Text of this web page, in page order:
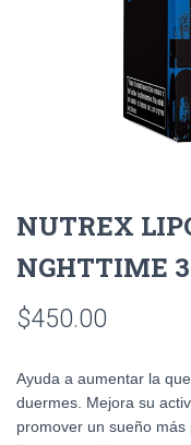
NUTREX
NGHTTIME
$450.00
Ayuda a aumentar la
duermes. Mejora su
promover un sueño más